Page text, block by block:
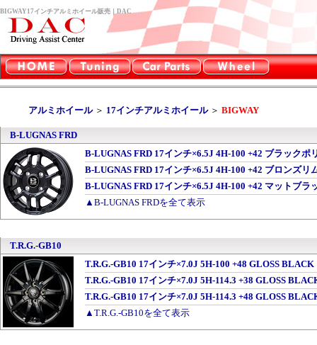
BIGWAY17インチアルミホイール販売｜DAC
アルミホイール＞ 17インチアルミホイール＞ BIGWAY
B-LUGNAS FRD
B-LUGNAS FRD 17インチ×6.5J 4H-100 +42 ブラック
B-LUGNAS FRD 17インチ×6.5J 4H-100 +42 ブロンズリ
B-LUGNAS FRD 17インチ×6.5J 4H-100 +42 マットブラ
▲B-LUGNAS FRDを全て表示
T.R.G.-GB10
T.R.G.-GB10 17インチ×7.0J 5H-100 +48 GLOSS BLACK
T.R.G.-GB10 17インチ×7.0J 5H-114.3 +38 GLOSS
T.R.G.-GB10 17インチ×7.0J 5H-114.3 +48 GLOSS
▲T.R.G.-GB10を全て表示